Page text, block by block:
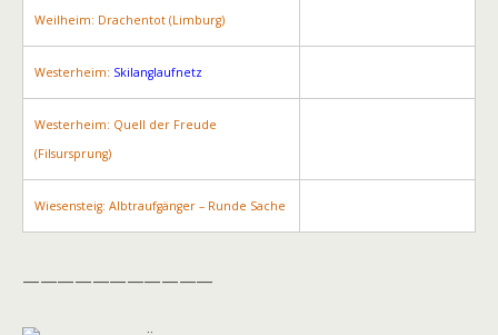
Weilheim: Drachentot (Limburg)
Westerheim: Skilanglaufnetz
Westerheim: Quell der Freude
(Filsursprung)
Wiesensteig: Albtraufgänger – Runde Sache
———————————